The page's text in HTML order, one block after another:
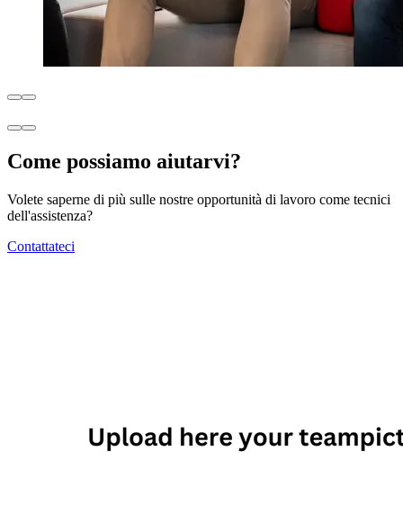
Come possiamo aiutarvi?
Volete saperne di più sulle nostre opportunità di lavoro come tecnici
dell'assistenza?
Contattateci